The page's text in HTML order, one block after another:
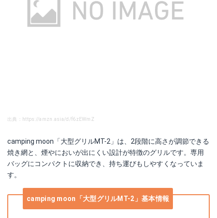
出典：https://amzn.asia/d/f6zEWmZ
camping moon「大型グリルMT-2」は、2段階に高さが調節できる
焼き網と、煙やにおいが出にくい設計が特徴のグリルです。専用
バッグにコンパクトに収納でき、持ち運びもしやすくなっていま
す。
camping moon「大型グリルMT-2」基本情報